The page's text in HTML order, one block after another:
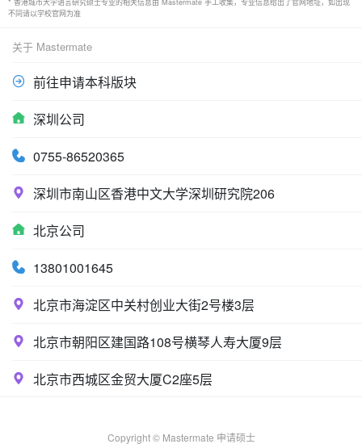
* 香港城市大学语言研究硕士专业的相关信息由 Mastermate 手工收集，专业信息给出了官网地址，如出现
不同请以学校官网为准
关于 Mastermate
前往申请本科版块
深圳公司
0755-86520365
深圳市南山区香港中文大学深圳研究院206
北京公司
13801001645
北京市海淀区中关村创业大街2号楼3层
北京市朝阳区建国路108号横琴人寿大厦9层
北京市西城区金贸大厦C2座5层
Copyright © Mastermate 申请硕士